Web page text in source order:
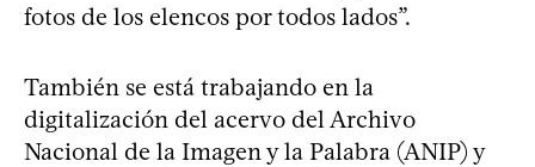
fotos de los elencos por todos lados”.
También se está trabajando en la
digitalización del acervo del Archivo
Nacional de la Imagen y la Palabra (ANIP) y